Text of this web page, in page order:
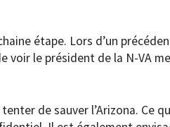
étape. Lors d’un
voir le président de la N-VA
de sauver l’Arizona. Ce